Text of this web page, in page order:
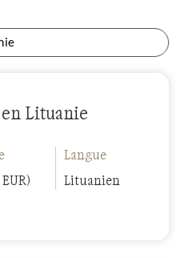
Lituanie
Langue
Lituanien